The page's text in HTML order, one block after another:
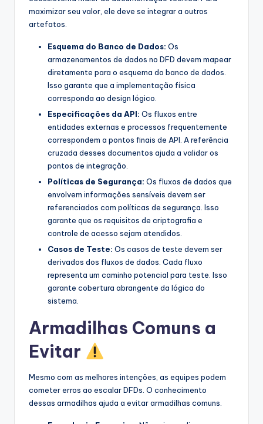
maximizar seu valor, ele deve se integrar a outros
artefatos.
Esquema do Banco de Dados: Os
armazenamentos de dados no DFD devem mapear
diretamente para o esquema do banco de dados.
Isso garante que a implementação física
corresponda ao design lógico.
Especificações da API: Os fluxos entre
entidades externas e processos frequentemente
correspondem a pontos finais de API. A referência
cruzada desses documentos ajuda a validar os
pontos de integração.
Políticas de Segurança: Os fluxos de dados que
envolvem informações sensíveis devem ser
referenciados com políticas de segurança. Isso
garante que os requisitos de criptografia e
controle de acesso sejam atendidos.
Casos de Teste: Os casos de teste devem ser
derivados dos fluxos de dados. Cada fluxo
representa um caminho potencial para teste. Isso
garante cobertura abrangente da lógica do
sistema.
Armadilhas Comuns a
Evitar
Mesmo com as melhores intenções, as equipes podem
cometer erros ao escalar DFDs. O conhecimento
dessas armadilhas ajuda a evitar armadilhas comuns.